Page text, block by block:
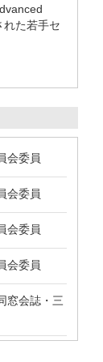
れた若手セ
会委員
会委員
会委員
会委員
会誌・三